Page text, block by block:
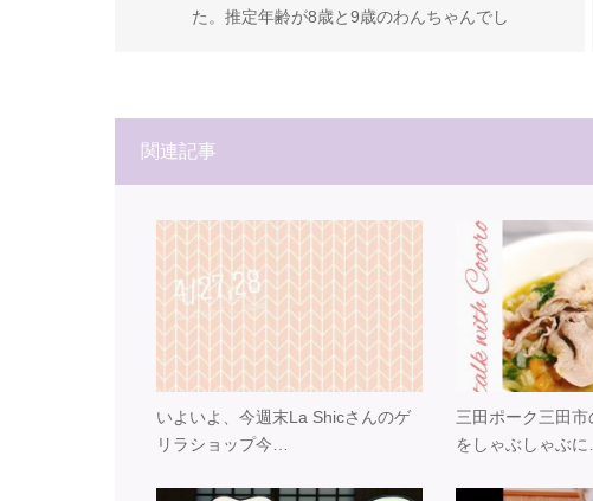
た。 推定年齢が8歳と9歳の わんちゃんでし
た。 talk with Cocoroで取り扱っている 須崎動
で カラダに優しく かつ しっかりと口内のケアが
出来る 優れモノ！ プロフィールより ホームペー
ジにて 通販もしております #口内ケア #個別レ
ッスンやってます #須崎動物病院 #口内ケアセ
talkwithcocoro (Instagram)
関連記事
いよいよ、今週末 La Shicさんのゲ
リラショップ 今…
三田ポーク 三田
を しゃぶしゃぶに